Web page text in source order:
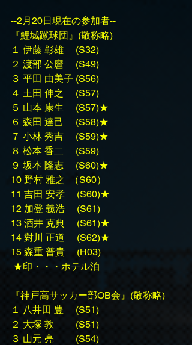
--2月20日現在の参加者--
『鯉城蹴球団』(敬称略)
１ 伊藤 彰雄 　(S32)
２ 渡部 公麿 　(S49)
３ 平田 由美子 (S56)
４ 土田 伸之　 (S57)
５ 山本 康生 　(S57)★
６ 森田 達己 　(S58)★
７ 小林 秀吉 　(S59)★
８ 松本 香二 　(S59)
９ 坂本 隆志　 (S60)★
10 野村 雅之  （S60）
11 吉田 安孝 　(S60)★
12 加登 義浩 　(S61)
13 酒井 克典 　(S61)★
14 對川 正道　 (S62)★
15 森重 普貴 　(H03)
★印・・・ホテル泊
『神戸高サッカー部OB会』(敬称略)
１ 八井田 豊 　(S51)
２ 大塚 敦　　 (S51)
３ 山元 亮　 　(S54)